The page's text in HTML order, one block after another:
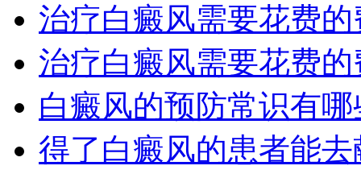
治疗白癜风需要花费
治疗白癜风需要花费
白癜风的预防常识有
得了白癜风的患者能